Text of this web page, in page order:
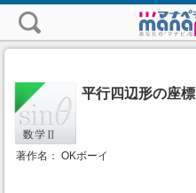
平行四辺形の座標
著作名： OKボーイ